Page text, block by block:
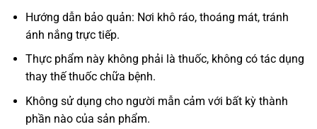
Hướng dẫn bảo quản: Nơi khô ráo, thoáng mát, tránh
ánh nắng trực tiếp.
Thực phẩm này không phải là thuốc, không có tác dụng
thay thế thuốc chữa bệnh.
Không sử dụng cho người mẫn cảm với bất kỳ thành
phần nào của sản phẩm.